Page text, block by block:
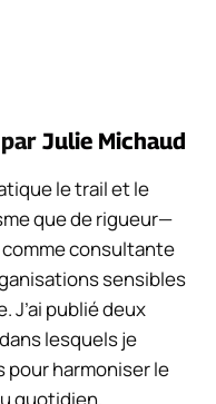
Julie Michaud
le trail et le
que de rigueur—
comme consultante
sensibles
J’ai publié deux
lesquels je
pour harmoniser le